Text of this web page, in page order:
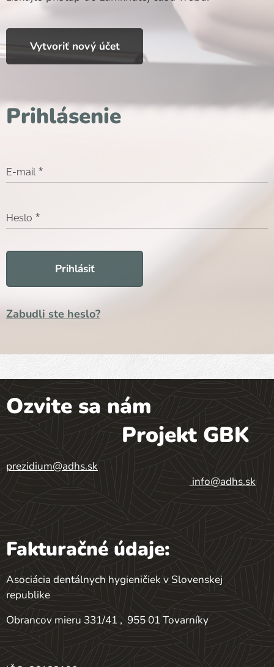
Vytvoriť nový účet
Prihlásenie
E-mail
Heslo
Prihlásiť
Zabudli ste heslo?
Ozvite sa nám
Projekt GBK
prezidium@adhs.sk
info@adhs.sk
Fakturačné údaje:
Asociácia dentálnych hygieničiek v Slovenskej
republike
Obrancov mieru 331/41 , 955 01 Tovarníky